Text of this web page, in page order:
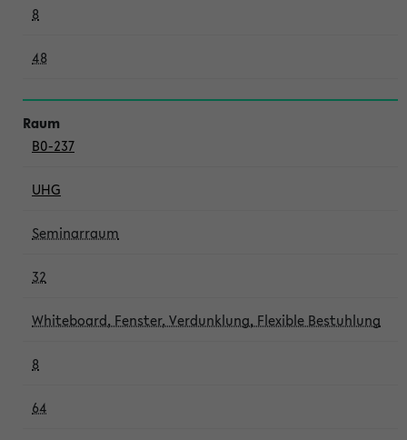
8
48
B0-237
UHG
Seminarraum
32
Whiteboard, Fenster, Verdunklung, Flexible Bestuhlung
8
64